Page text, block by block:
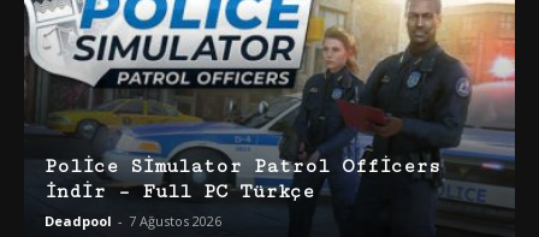
Police Simulator Patrol Officers
İndir – Full PC Türkçe
Deadpool - 7 Ağustos 2026